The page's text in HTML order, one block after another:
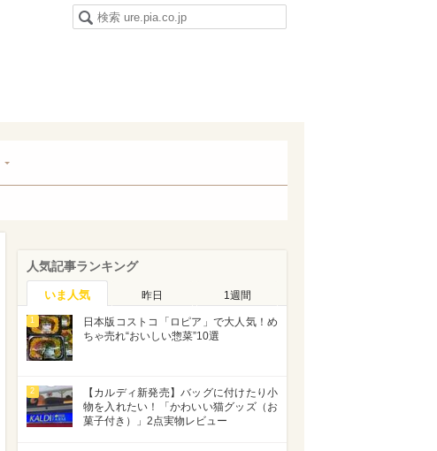
人気記事ランキング
いま人気 昨日 1週間
1
日本版コストコ「ロピア」で大人気！め
ちゃ売れ“おいしい惣菜”10選
2
【カルディ新発売】バッグに付けたり小
物を入れたい！「かわいい猫グッズ（お
菓子付き）」2点実物レビュー